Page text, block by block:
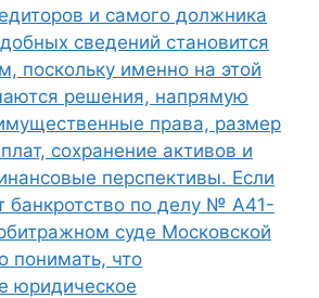
и самого должника
сведений становится
поскольку именно на этой
решения, напрямую
права, размер
сохранение активов и
перспективы. Если
банкротство по делу № А41-
суде Московской
понимать, что
юридическое